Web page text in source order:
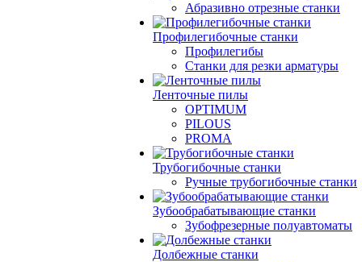
Абразивно отрезные станки
Профилегибочные станки
Профилегибы
Станки для резки арматуры
Ленточные пилы
OPTIMUM
PILOUS
PROMA
Трубогибочные станки
Ручные трубогибочные станки
Зубообрабатывающие станки
Зубофрезерные полуавтоматы
Долбежные станки